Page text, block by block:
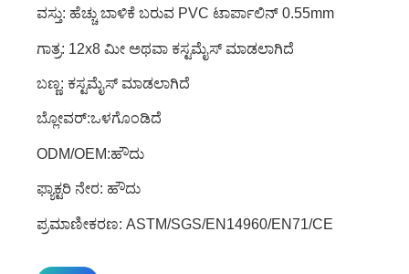
ವಸ್ತು: ಹೆಚ್ಚು ಬಾಳಿಕೆ ಬರುವ PVC ಟಾರ್ಪಾಲಿನ್ 0.55mm
ಗಾತ್ರ: 12x8 ಮೀ ಅಥವಾ ಕಸ್ಟಮೈಸ್ ಮಾಡಲಾಗಿದೆ
ಬಣ್ಣ: ಕಸ್ಟಮೈಸ್ ಮಾಡಲಾಗಿದೆ
ಬ್ಲೋವರ್:ಒಳಗೊಂಡಿದೆ
ODM/OEM:ಹೌದು
ಫ್ಯಾಕ್ಟರಿ ನೇರ: ಹೌದು
ಪ್ರಮಾಣೀಕರಣ: ASTM/SGS/EN14960/EN71/CE